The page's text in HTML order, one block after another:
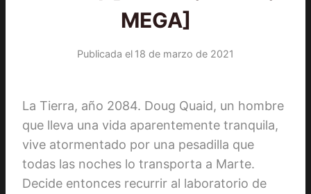
MEGA]
Publicada el 18 de marzo de 2021
La Tierra, año 2084. Doug Quaid, un hombre
que lleva una vida aparentemente tranquila,
vive atormentado por una pesadilla que
todas las noches lo transporta a Marte.
Decide entonces recurrir al laboratorio de